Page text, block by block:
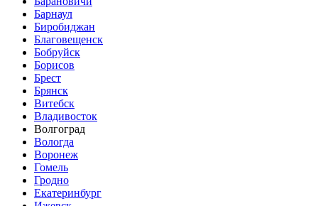
Барнаул
Биробиджан
Благовещенск
Бобруйск
Борисов
Брест
Брянск
Витебск
Владивосток
Волгоград
Вологда
Воронеж
Гомель
Гродно
Екатеринбург